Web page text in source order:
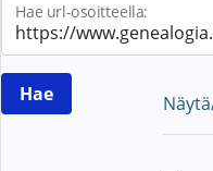
Hae url-osoitteella: